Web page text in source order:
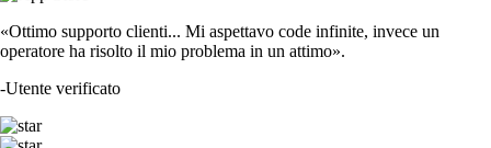
«Ottimo supporto clienti... Mi aspettavo code infinite, invece un
operatore ha risolto il mio problema in un attimo».
-Utente verificato